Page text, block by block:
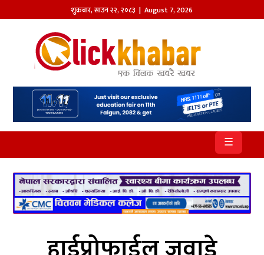
शुक्रबार,साउन२२,२०८३ | August 7, 2026
होमपेज
समाज
प्रदेश
आजको
पत्रिका
सम्पादकीय
☰